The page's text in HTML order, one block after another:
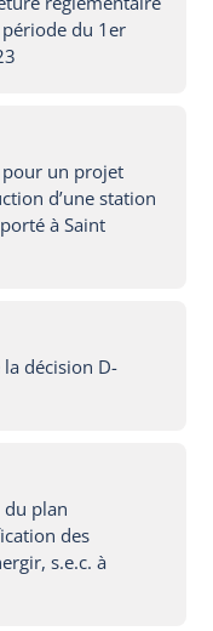
du 1er
pour un projet
d’une station
à Saint
décision D-
du plan
des
s.e.c. à